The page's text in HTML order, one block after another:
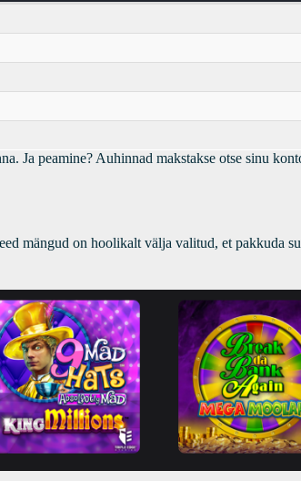
Ja peamine? Auhinnad makstakse otse sinu
mängud on hoolikalt välja valitud, et pakkuda